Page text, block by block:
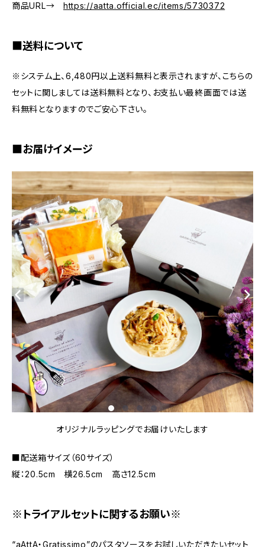
商品URL→ https://aatta.official.ec/items/5730372
■送料について
※システム上、6,480円以上送料無料と表示されますが、こちらの
セットに関しましては送料無料となり、お支払い最終画面では送
料無料となりますのでご安心下さい。
■お届けイメージ
オリジナルラッピングでお届けいたします
■配送箱サイズ（60サイズ）
縦：20.5cm 横26.5cm 高さ12.5cm
※トライアルセットに関するお願い※
“aAttA・Gratissimo”のパスタソースをお試しいただきたいセット